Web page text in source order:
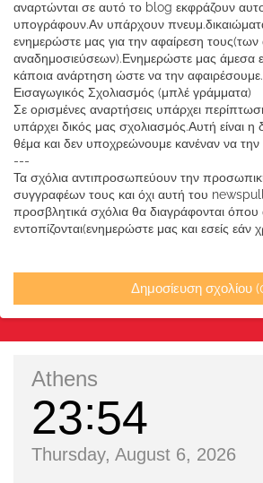
αναρτώνται σε αυτό το blog εκφράζουν
υπογράφουν.Αν υπάρχουν
ενημερώστε μας για την αφαίρεση
αναδημοσιεύσεων).Ενημερώστε μας άμεσα
κάποια ανάρτηση ώστε να την αφαιρέσουμε.
Εισαγωγικός Σχολιασμός (μπλέ γράμματα)
Σε ορισμένες αναρτήσεις υπάρχει
υπάρχει δικός μας σχολιασμός.Αυτή είναι
θέμα και δεν υποχρεώνουμε κανέναν να την
---
Τα σχόλια αντιπροσωπεύουν την
συγγραφέων τους και όχι αυτή του
προσβλητικά σχόλια θα διαγράφονται όπου
εντοπίζονται(ενημερώστε μας και εσείς εάν
Δημοσίευση σχολίου
Athens
23 54
Thursday, August 6, 2026